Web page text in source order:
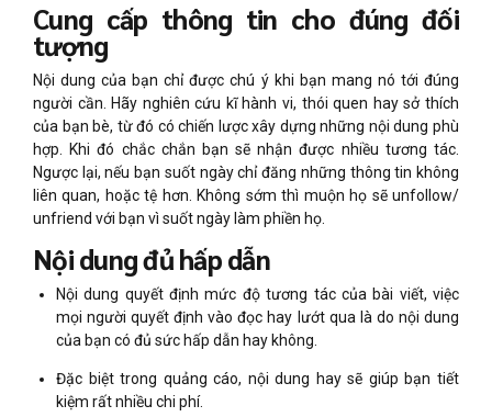
Cung cấp thông tin cho đúng đối
tượng
Nội dung của bạn chỉ được chú ý khi bạn mang nó tới đúng
người cần. Hãy nghiên cứu kĩ hành vi, thói quen hay sở thích
của bạn bè, từ đó có chiến lược xây dựng những nội dung phù
hợp. Khi đó chắc chắn bạn sẽ nhận được nhiều tương tác.
Ngược lại, nếu bạn suốt ngày chỉ đăng những thông tin không
liên quan, hoặc tệ hơn. Không sớm thì muộn họ sẽ unfollow/
unfriend với bạn vì suốt ngày làm phiền họ.
Nội dung đủ hấp dẫn
Nội dung quyết định mức độ tương tác của bài viết, việc
mọi người quyết định vào đọc hay lướt qua là do nội dung
của bạn có đủ sức hấp dẫn hay không.
Đặc biệt trong quảng cáo, nội dung hay sẽ giúp bạn tiết
kiệm rất nhiều chi phí.